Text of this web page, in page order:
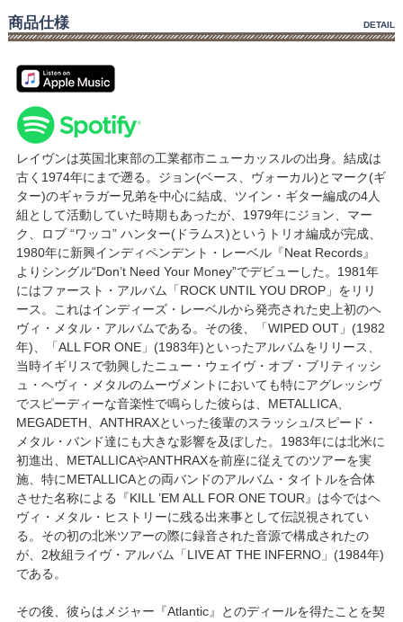
商品仕様 DETAIL
レイヴンは英国北東部の工業都市ニューカッスルの出身。結成は
古く1974年にまで遡る。ジョン(ベース、ヴォーカル)とマーク(ギ
ター)のギャラガー兄弟を中心に結成、ツイン・ギター編成の4人
組として活動していた時期もあったが、1979年にジョン、マー
ク、ロブ “ワッコ” ハンター(ドラムス)というトリオ編成が完成、
1980年に新興インディペンデント・レーベル『Neat Records』
よりシングル“Don’t Need Your Money”でデビューした。1981年
にはファースト・アルバム「ROCK UNTIL YOU DROP」をリリ
ース。これはインディーズ・レーベルから発売された史上初のヘ
ヴィ・メタル・アルバムである。その後、「WIPED OUT」(1982
年)、「ALL FOR ONE」(1983年)といったアルバムをリリース、
当時イギリスで勃興したニュー・ウェイヴ・オブ・ブリティッシ
ュ・ヘヴィ・メタルのムーヴメントにおいても特にアグレッシヴ
でスピーディーな音楽性で鳴らした彼らは、METALLICA、
MEGADETH、ANTHRAXといった後輩のスラッシュ/スピード・
メタル・バンド達にも大きな影響を及ぼした。1983年には北米に
初進出、METALLICAやANTHRAXを前座に従えてのツアーを実
施、特にMETALLICAとの両バンドのアルバム・タイトルを合体
させた名称による『KILL ’EM ALL FOR ONE TOUR』は今ではヘ
ヴィ・メタル・ヒストリーに残る出来事として伝説視されてい
る。その初の北米ツアーの際に録音された音源で構成されたの
が、2枚組ライヴ・アルバム「LIVE AT THE INFERNO」(1984年)
である。
その後、彼らはメジャー『Atlantic』とのディールを得たことを契